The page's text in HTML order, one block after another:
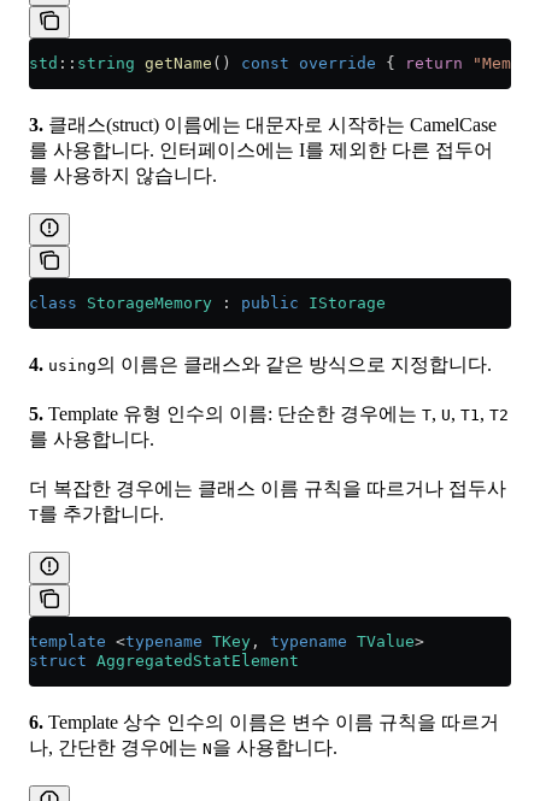
std :: string getName () const override { return
3. 클래스(struct) 이름에는 대문자로 시작하는 CamelCase
를 사용합니다. 인터페이스에는 I를 제외한 다른 접두어
를 사용하지 않습니다.
class StorageMemory : public IStorage
4. using의 이름은 클래스와 같은 방식으로 지정합니다.
5. Template 유형 인수의 이름: 단순한 경우에는 T, U, T1, T2
를 사용합니다.
더 복잡한 경우에는 클래스 이름 규칙을 따르거나 접두사
T를 추가합니다.
template <typename TKey , typename TValue>
struct AggregatedStatElement
6. Template 상수 인수의 이름은 변수 이름 규칙을 따르거
나, 간단한 경우에는 N을 사용합니다.